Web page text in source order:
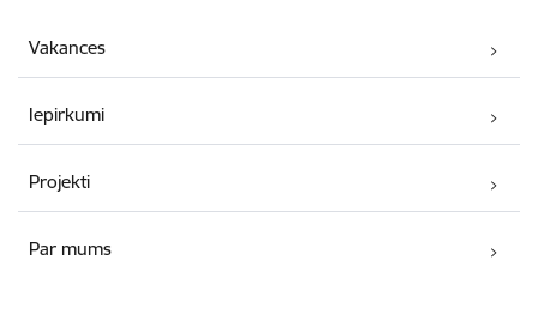
Vakances
Iepirkumi
Projekti
Par mums